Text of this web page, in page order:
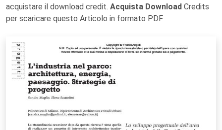
acquistare il download credit. Acquista Download Credits
per scaricare questo Articolo in formato PDF